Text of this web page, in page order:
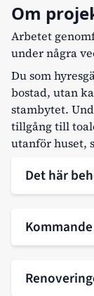
Om
Arbetet
under några
Du som
bostad, utan
stambytet.
tillgång till
utanför huset,
Det här